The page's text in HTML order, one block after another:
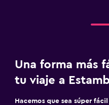
Una forma más
tu viaje a
Hacemos que sea súper